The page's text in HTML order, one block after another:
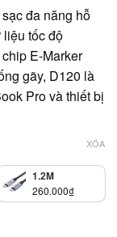
đa năng hỗ
liệu tốc độ
E-Marker
gãy, D120 là
Pro và thiết bị
1.2M
260.000₫
XÓA